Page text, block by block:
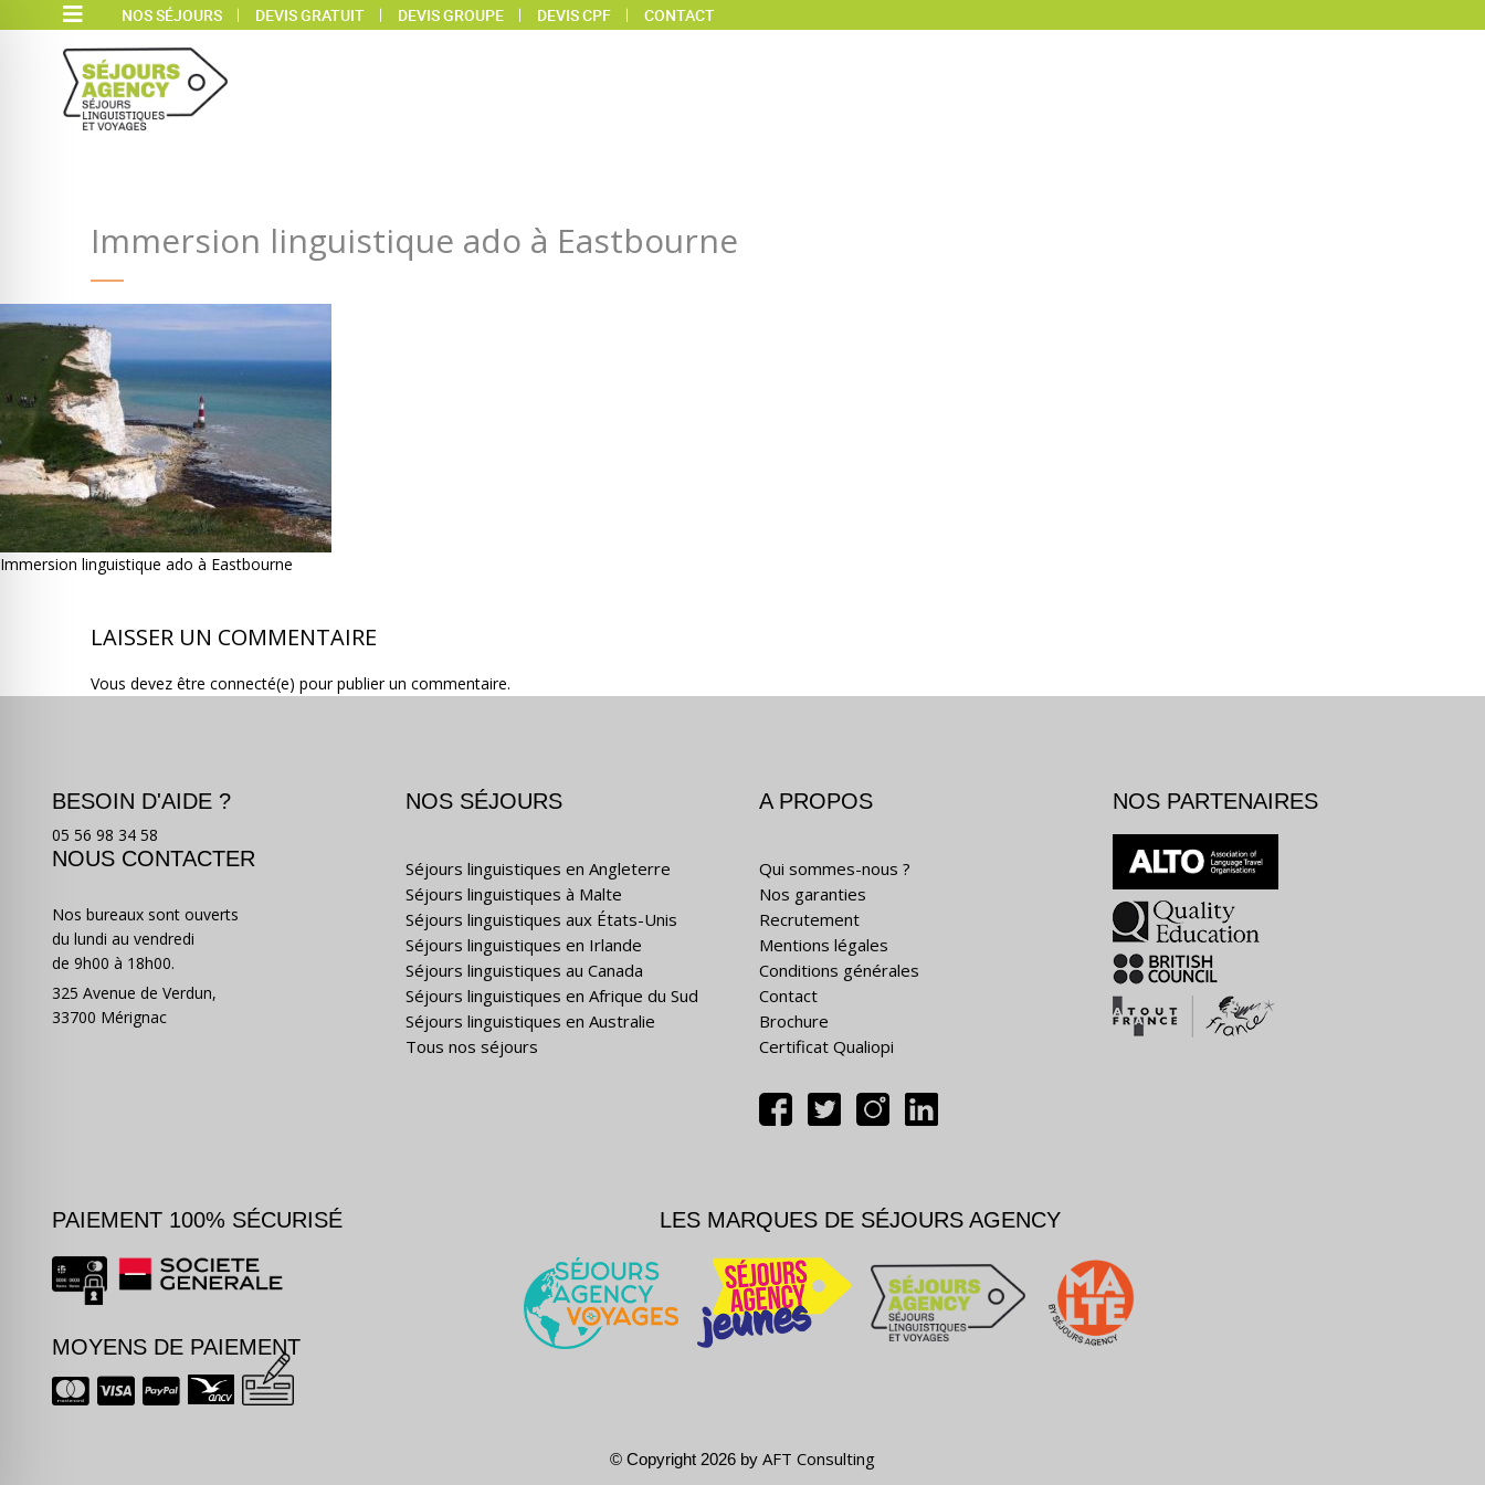
NOS SÉJOURS DEVIS GRATUIT DEVIS GROUPE DEVIS CPF CONTACT
Immersion linguistique ado à Eastbourne
Immersion linguistique ado à Eastbourne
LAISSER UN COMMENTAIRE
Vous devez être connecté(e) pour publier un commentaire.
BESOIN D'AIDE ?
05 56 98 34 58
NOUS CONTACTER
Nos bureaux sont ouverts
du lundi au vendredi
de 9h00 à 18h00.
325 Avenue de Verdun,
33700 Mérignac
NOS SÉJOURS
Séjours linguistiques en Angleterre
Séjours linguistiques à Malte
Séjours linguistiques aux États-Unis
Séjours linguistiques en Irlande
Séjours linguistiques au Canada
Séjours linguistiques en Afrique du Sud
Séjours linguistiques en Australie
Tous nos séjours
A PROPOS
Qui sommes-nous ?
Nos garanties
Recrutement
Mentions légales
Conditions générales
Contact
Brochure
Certificat Qualiopi
NOS PARTENAIRES
PAIEMENT 100% SÉCURISÉ
MOYENS DE PAIEMENT
LES MARQUES DE SÉJOURS AGENCY
© Copyright 2026 by AFT Consulting